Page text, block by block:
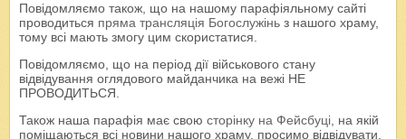
Повідомляємо також, що на нашому парафіяльному сайті
проводиться пряма трансляція Богослужінь з нашого храму,
тому всі мають змогу цим скористатися.
Повідомляємо, що на період дії військового стану
відвідування оглядового майданчика на вежі НЕ
ПРОВОДИТЬСЯ.
Також наша парафія має свою сторінку на Фейсбуці, на якій
поміщаються всі новини нашого храму, просимо відвідувати.